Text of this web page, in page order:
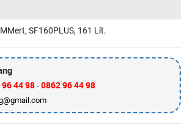
SF160PLUS, 161 Lít.
44 98 - 0862 96 44 98